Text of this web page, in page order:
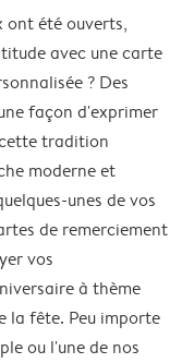
ont été ouverts,
avec une carte
? Des
façon d'exprimer
tradition
moderne et
unes de vos
de remerciement
vos
à thème
la fête. Peu importe
ou l'une de nos